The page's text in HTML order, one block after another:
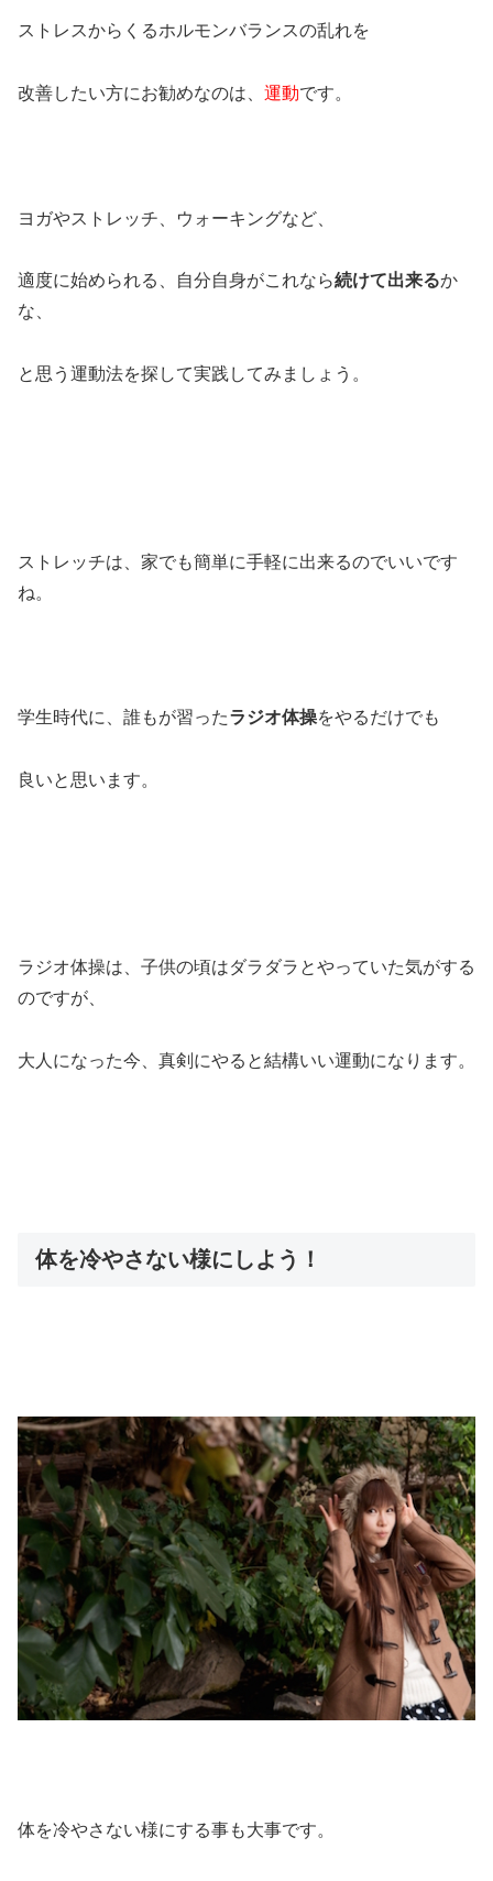
ストレスからくるホルモンバランスの乱れを
改善したい方にお勧めなのは、 運動です。
ヨガやストレッチ、ウォーキングなど、
適度に始められる、自分自身がこれなら続けて出来るか
な、
と思う運動法を探して実践してみましょう。
ストレッチは、家でも簡単に手軽に出来るのでいいです
ね。
学生時代に、誰もが習ったラジオ体操をやるだけでも
良いと思います。
ラジオ体操は、子供の頃はダラダラとやっていた気がする
のですが、
大人になった今、真剣にやると結構いい運動になります。
体を冷やさない様にしよう！
体を冷やさない様にする事も大事です。